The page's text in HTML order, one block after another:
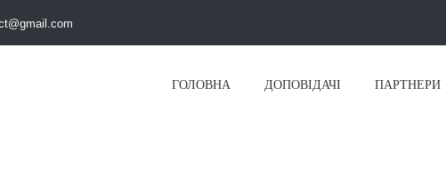
ГОЛОВНА ДОПОВІДАЧІ ПАРТНЕРИ